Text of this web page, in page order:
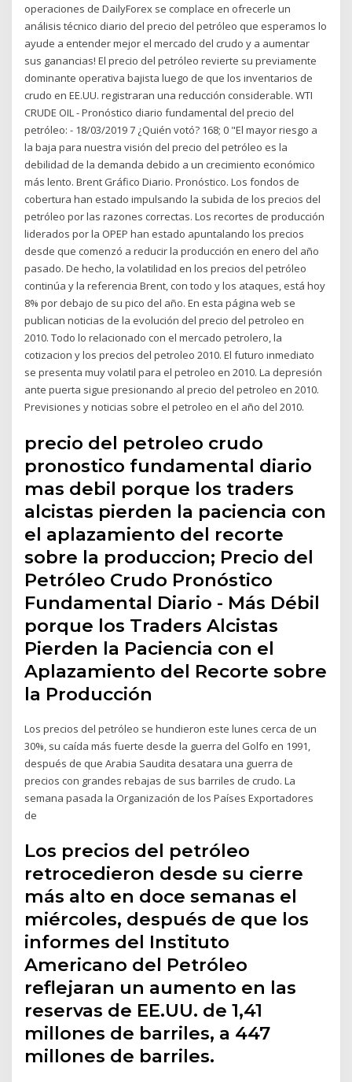
operaciones de DailyForex se complace en ofrecerle un
análisis técnico diario del precio del petróleo que esperamos lo
ayude a entender mejor el mercado del crudo y a aumentar
sus ganancias! El precio del petróleo revierte su previamente
dominante operativa bajista luego de que los inventarios de
crudo en EE.UU. registraran una reducción considerable. WTI
CRUDE OIL - Pronóstico diario fundamental del precio del
petróleo: - 18/03/2019 7 ¿Quién votó? 168; 0 "El mayor riesgo a
la baja para nuestra visión del precio del petróleo es la
debilidad de la demanda debido a un crecimiento económico
más lento. Brent Gráfico Diario. Pronóstico. Los fondos de
cobertura han estado impulsando la subida de los precios del
petróleo por las razones correctas. Los recortes de producción
liderados por la OPEP han estado apuntalando los precios
desde que comenzó a reducir la producción en enero del año
pasado. De hecho, la volatilidad en los precios del petróleo
continúa y la referencia Brent, con todo y los ataques, está hoy
8% por debajo de su pico del año. En esta página web se
publican noticias de la evolución del precio del petroleo en
2010. Todo lo relacionado con el mercado petrolero, la
cotizacion y los precios del petroleo 2010. El futuro inmediato
se presenta muy volatil para el petroleo en 2010. La depresión
ante puerta sigue presionando al precio del petroleo en 2010.
Previsiones y noticias sobre el petroleo en el año del 2010.
precio del petroleo crudo
pronostico fundamental diario
mas debil porque los traders
alcistas pierden la paciencia con
el aplazamiento del recorte
sobre la produccion; Precio del
Petróleo Crudo Pronóstico
Fundamental Diario - Más Débil
porque los Traders Alcistas
Pierden la Paciencia con el
Aplazamiento del Recorte sobre
la Producción
Los precios del petróleo se hundieron este lunes cerca de un
30%, su caída más fuerte desde la guerra del Golfo en 1991,
después de que Arabia Saudita desatara una guerra de
precios con grandes rebajas de sus barriles de crudo. La
semana pasada la Organización de los Países Exportadores
de
Los precios del petróleo
retrocedieron desde su cierre
más alto en doce semanas el
miércoles, después de que los
informes del Instituto
Americano del Petróleo
reflejaran un aumento en las
reservas de EE.UU. de 1,41
millones de barriles, a 447
millones de barriles.